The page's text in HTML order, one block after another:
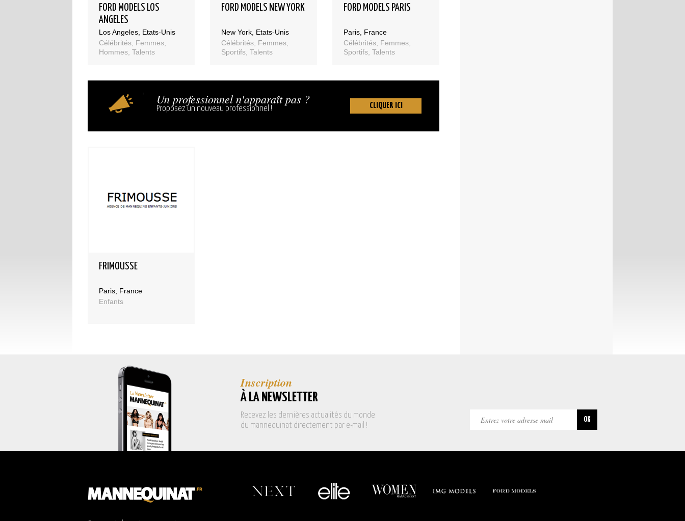
FORD MODELS LOS
ANGELES
Los Angeles, Etats-Unis
Célébrités, Femmes,
Hommes, Talents
FORD MODELS NEW YORK
New York, Etats-Unis
Célébrités, Femmes,
Sportifs, Talents
FORD MODELS PARIS
Paris, France
Célébrités, Femmes,
Sportifs, Talents
Un professionnel n'apparaît pas ?
Proposez un nouveau professionnel ! CLIQUER ICI
FRIMOUSSE
Paris, France
Enfants
Inscription
À LA NEWSLETTER
Recevez les dernières actualités du monde
du mannequinat directement par e-mail !